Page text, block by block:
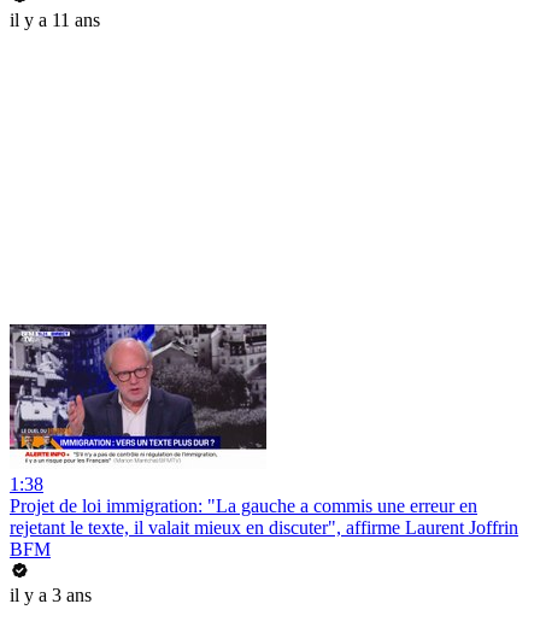
il y a 11 ans
1:38
Projet de loi immigration: "La gauche a commis une erreur en
rejetant le texte, il valait mieux en discuter", affirme Laurent Joffrin
BFM
il y a 3 ans